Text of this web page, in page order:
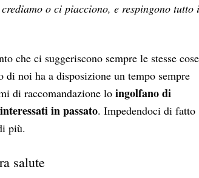
o ci piacciono, e respingono tutto
che ci suggeriscono sempre le stesse
di noi ha a disposizione un tempo sempre
di raccomandazione loingolfano di
in passato. Impedendoci di fatto
più.
salute